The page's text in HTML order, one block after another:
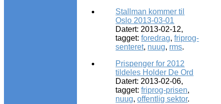
Stallman kommer til
Oslo 2013-03-01
Datert: 2013-02-12,
tagget:foredrag,friprog-
senteret, nuug, rms.
Prispenger for 2012
tildeles Holder De Ord
Datert: 2013-02-06,
tagget:friprog-prisen,
nuug,offentlig sektor.